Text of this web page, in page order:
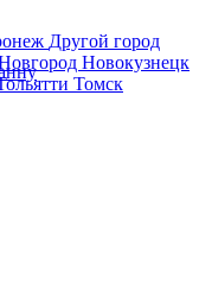
Другой город
Новокузнецк
Томск